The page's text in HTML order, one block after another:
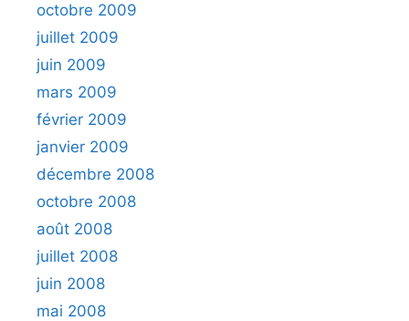
octobre 2009
juillet 2009
juin 2009
mars 2009
février 2009
janvier 2009
décembre 2008
octobre 2008
août 2008
juillet 2008
juin 2008
mai 2008